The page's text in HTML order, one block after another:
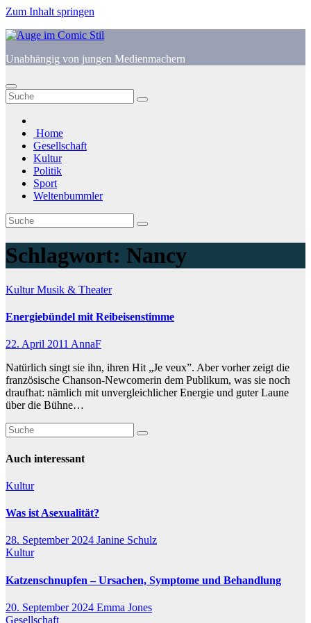
Zum Inhalt springen
Unabhängig von jungen Medienmachern
Home
Gesellschaft
Kultur
Politik
Sport
Weltenbummler
Schlagwort: Nancy
KulturMusik & Theater
Energiebündel mit Reibeisenstimme
22. April 2011 AnnaF
Natürlich singt sie ihn, ihren Hit „Je veux”. Aber vorher zeigt die
französische Chanson-Newcomerin dem Publikum, was sie noch
draufhat: nämlich mit unvergleichlicher Energie und guter Laune
über die Bühne…
Auch interessant
Kultur
Was ist Asexualität?
28. September 2024 Janine Schulz
Kultur
Katzenschnupfen – Ursachen, Symptome und Behandlung
20. September 2024 Emma Jones
Gesellschaft